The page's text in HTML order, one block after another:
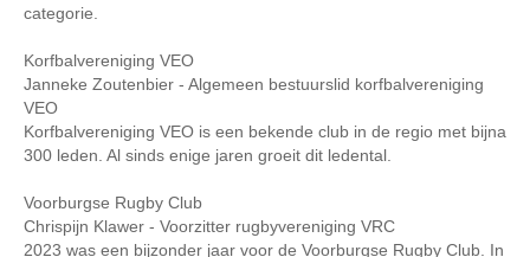
categorie.
Korfbalvereniging VEO
Janneke Zoutenbier - Algemeen bestuurslid korfbalvereniging
VEO
Korfbalvereniging VEO is een bekende club in de regio met bijna
300 leden. Al sinds enige jaren groeit dit ledental.
Voorburgse Rugby Club
Chrispijn Klawer - Voorzitter rugbyvereniging VRC
2023 was een bijzonder jaar voor de Voorburgse Rugby Club. In